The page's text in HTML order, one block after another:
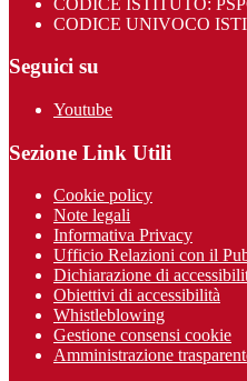
CODICE UNIVOCO
Seguici su
Youtube
Sezione Link Utili
Cookie policy
Note legali
Informativa Privacy
Ufficio Relazioni con il
Dichiarazione di
Obiettivi di accessibilità
Whistleblowing
Gestione consensi cookie
Amministrazione